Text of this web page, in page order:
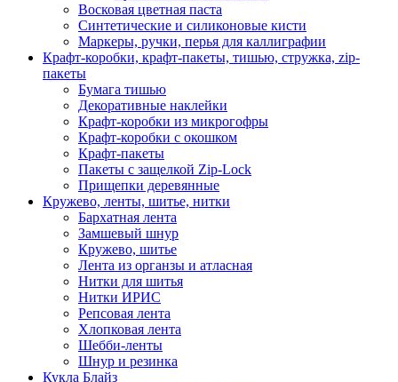
Восковая цветная паста
Синтетические и силиконовые кисти
Маркеры, ручки, перья для каллиграфии
Крафт-коробки, крафт-пакеты, тишью, стружка, zip-
пакеты
Бумага тишью
Декоративные наклейки
Крафт-коробки из микрогофры
Крафт-коробки с окошком
Крафт-пакеты
Пакеты с защелкой Zip-Lock
Прищепки деревянные
Кружево, ленты, шитье, нитки
Бархатная лента
Замшевый шнур
Кружево, шитье
Лента из органзы и атласная
Нитки для шитья
Нитки ИРИС
Репсовая лента
Хлопковая лента
Шебби-ленты
Шнур и резинка
Кукла Блайз